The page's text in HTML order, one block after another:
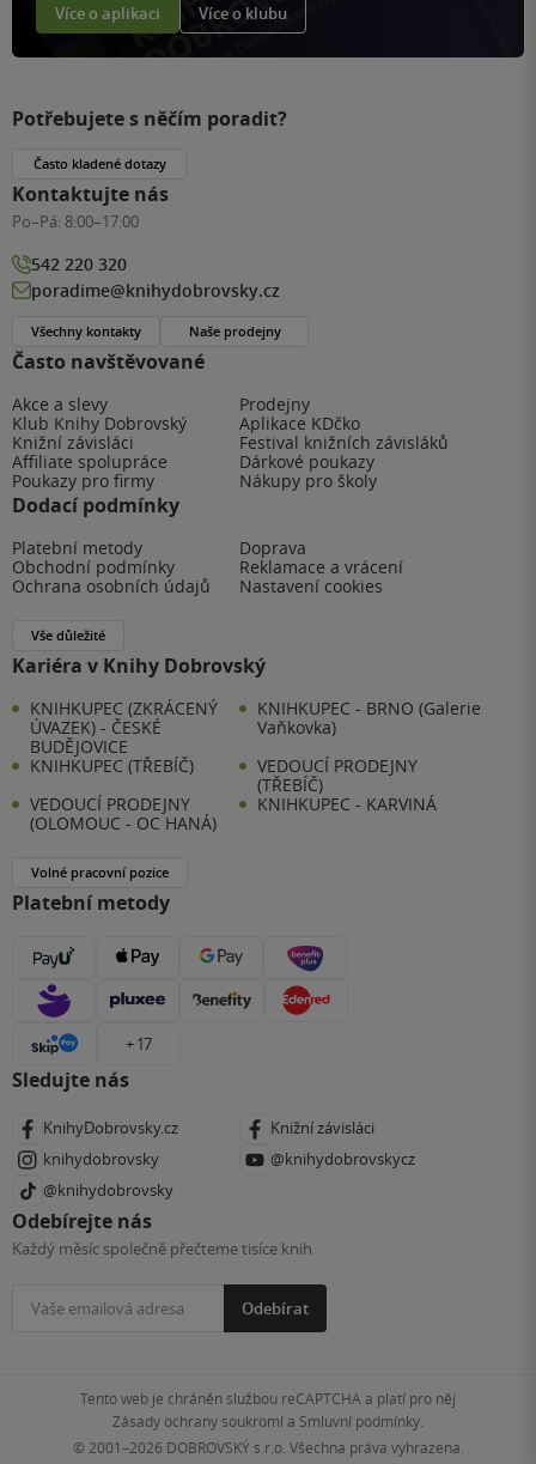
Více o aplikaci Více o klubu
Často navštěvované
Akce a slevy
Prodejny
Klub Knihy Dobrovský
Aplikace KDčko
Knižní závisláci
Festival knižních závisláků
Affiliate spolupráce
Dárkové poukazy
Poukazy pro firmy
Nákupy pro školy
Dodací podmínky
Platební metody
Doprava
Obchodní podmínky
Reklamace a vrácení
Ochrana osobních údajů
Nastavení cookies
Vše důležité
Kariéra v Knihy Dobrovský
KNIHKUPEC (ZKRÁCENÝ
ÚVAZEK) - ČESKÉ
BUDĚJOVICE
KNIHKUPEC - BRNO (Galerie
Vaňkovka)
KNIHKUPEC (TŘEBÍČ)
VEDOUCÍ PRODEJNY
(TŘEBÍČ)
VEDOUCÍ PRODEJNY
(OLOMOUC - OC HANÁ)
KNIHKUPEC - KARVINÁ
Volné pracovní pozice
Platební metody
+ 17
Sledujte nás
KnihyDobrovsky.cz
Knižní závisláci
knihydobrovsky
@knihydobrovskycz
@knihydobrovsky
Odebírejte nás
Každý měsíc společně přečteme tisíce knih
Odebírat
Potřebujete s něčím poradit?
Často kladené dotazy
Kontaktujte nás
Po–Pá: 8:00–17:00
542 220 320
poradime@knihydobrovsky.cz
Všechny kontakty Naše prodejny
Tento web je chráněn službou reCAPTCHA a platí pro něj
Zásady ochrany soukromía Smluvní podmínky
© 2001–2026 DOBROVSKÝ s.r.o. Všechna práva vyhrazena.